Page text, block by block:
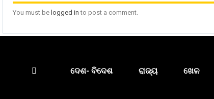
You must be logged in to post a comment.
ଦେଶ- ବିଦେଶ ରାଜ୍ୟ ଖେଳ